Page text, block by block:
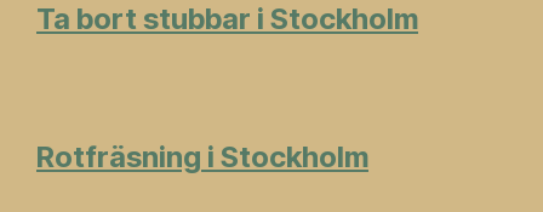
Ta bort stubbar i Stockholm
Rotfräsning i Stockholm